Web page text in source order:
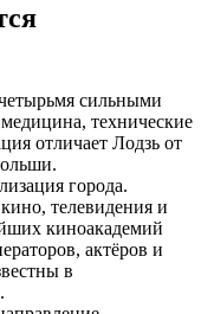
сильными
технические
отличает Лодзь от
города.
телевидения и
киноакадемий
актёров и
в